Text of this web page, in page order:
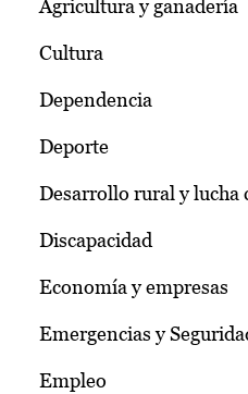
Agricultura y ganadería
Cultura
Dependencia
Deporte
Desarrollo rural y lucha
Discapacidad
Economía y empresas
Emergencias y
Empleo